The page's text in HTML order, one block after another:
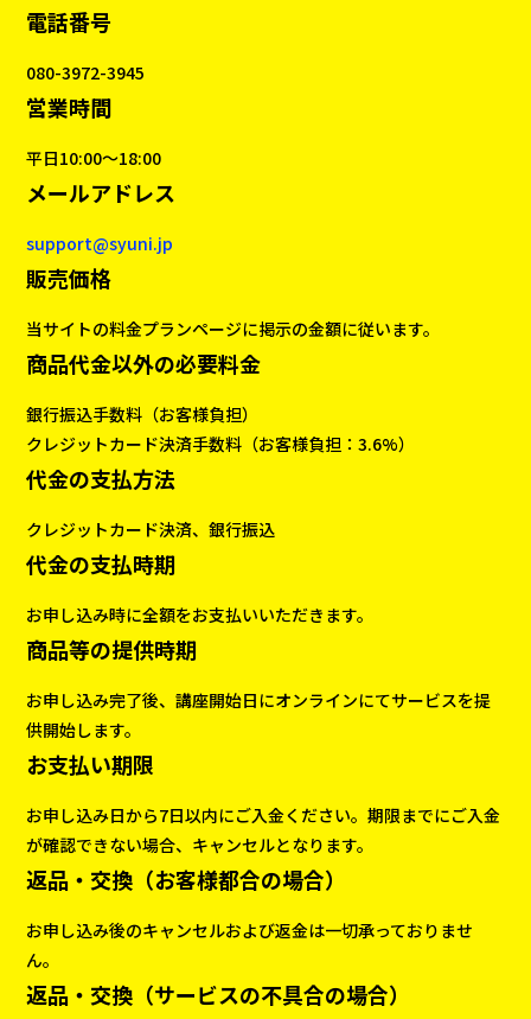
電話番号
080-3972-3945
営業時間
平日10:00〜18:00
メールアドレス
support@syuni.jp
販売価格
当サイトの料金プランページに掲示の金額に従います。
商品代金以外の必要料金
銀行振込手数料（お客様負担）
クレジットカード決済手数料（お客様負担：3.6%）
代金の支払方法
クレジットカード決済、銀行振込
代金の支払時期
お申し込み時に全額をお支払いいただきます。
商品等の提供時期
お申し込み完了後、講座開始日にオンラインにてサービスを提
供開始します。
お支払い期限
お申し込み日から7日以内にご入金ください。期限までにご入金
が確認できない場合、キャンセルとなります。
返品・交換（お客様都合の場合）
お申し込み後のキャンセルおよび返金は一切承っておりませ
ん。
返品・交換（サービスの不具合の場合）